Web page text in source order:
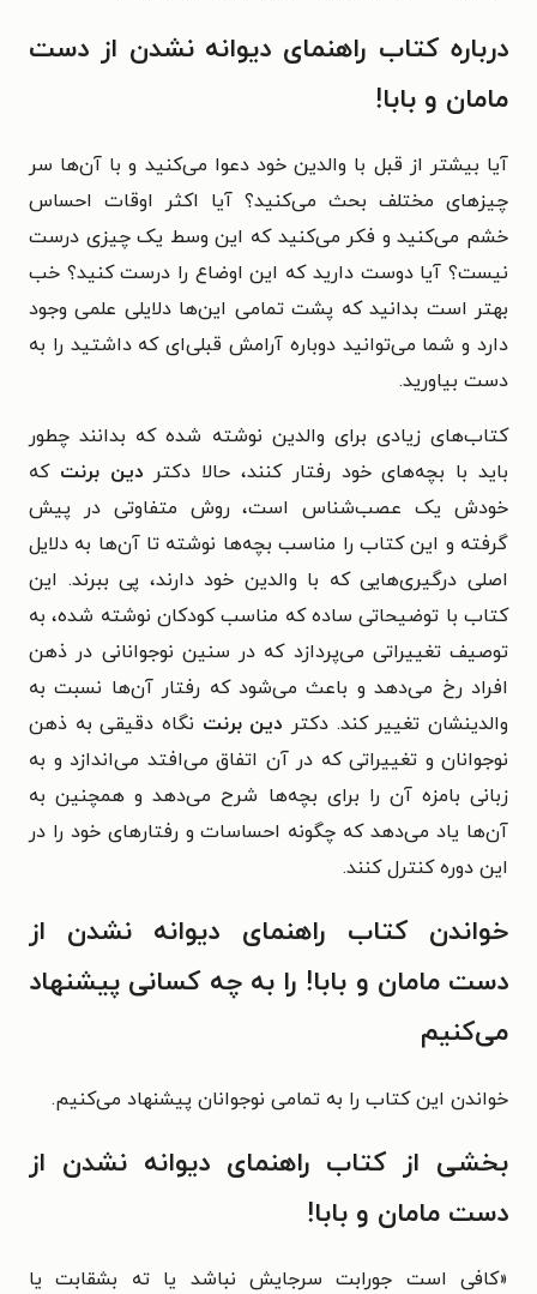
درباره کتاب راهنمای دیوانه نشدن از دست
مامان و بابا!
آیا بیشتر از قبل با والدین خود دعوا می‌کنید و با آن‌ها سر
چیزهای مختلف بحث می‌کنید؟ آیا اکثر اوقات احساس
خشم می‌کنید و فکر می‌کنید که این وسط یک چیزی درست
نیست؟ آیا دوست دارید که این اوضاع را درست کنید؟ خب
بهتر است بدانید که پشت تمامی این‌ها دلایلی علمی وجود
دارد و شما می‌توانید دوباره آرامش قبلی‌ای که داشتید را به
دست بیاورید.
کتاب‌های زیادی برای والدین نوشته شده که بدانند چطور
باید با بچه‌های خود رفتار کنند، حالا دکتر دین برنت که
خودش یک عصب‌شناس است، روش متفاوتی در پیش
گرفته و این کتاب را مناسب بچه‌ها نوشته تا آن‌ها به دلایل
اصلی درگیری‌هایی که با والدین خود دارند، پی ببرند. این
کتاب با توضیحاتی ساده که مناسب کودکان نوشته شده، به
توصیف تغییراتی می‌پردازد که در سنین نوجوانانی در ذهن
افراد رخ می‌دهد و باعث می‌شود که رفتار آن‌ها نسبت به
والدینشان تغییر کند. دکتر دین برنت نگاه دقیقی به ذهن
نوجوانان و تغییراتی که در آن اتفاق می‌افتد می‌اندازد و به
زبانی بامزه آن را برای بچه‌ها شرح می‌دهد و همچنین به
آن‌ها یاد می‌دهد که چگونه احساسات و رفتارهای خود را در
این دوره کنترل کنند.
خواندن کتاب راهنمای دیوانه نشدن از
دست مامان و بابا! را به چه کسانی پیشنهاد
می‌کنیم
خواندن این کتاب را به تمامی نوجوانان پیشنهاد می‌کنیم.
بخشی از کتاب راهنمای دیوانه نشدن از
دست مامان و بابا!
«کافی است جورابت سرجایش نباشد یا ته بشقابت یا